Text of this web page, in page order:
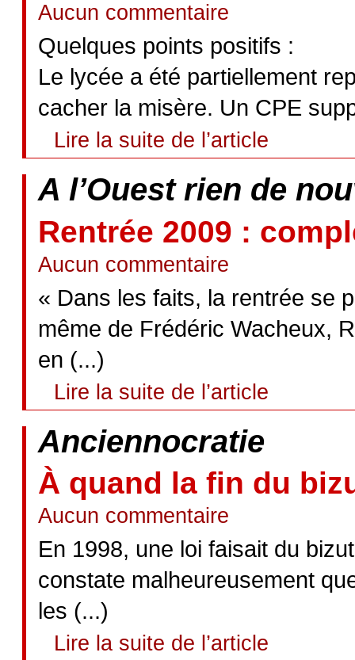
Aucun commentaire
Quelques points positifs :
Le lycée a été partiellement
cacher la misère. Un CPE
Lire la suite de l’article
A l’Ouest rien de
Rentrée 2009 :
Aucun commentaire
« Dans les faits, la rentrée se
même de Frédéric Wacheux,
en (...)
Lire la suite de l’article
Anciennocratie
À quand la fin du
Aucun commentaire
En 1998, une loi faisait du
constate malheureusement
les (...)
Lire la suite de l’article